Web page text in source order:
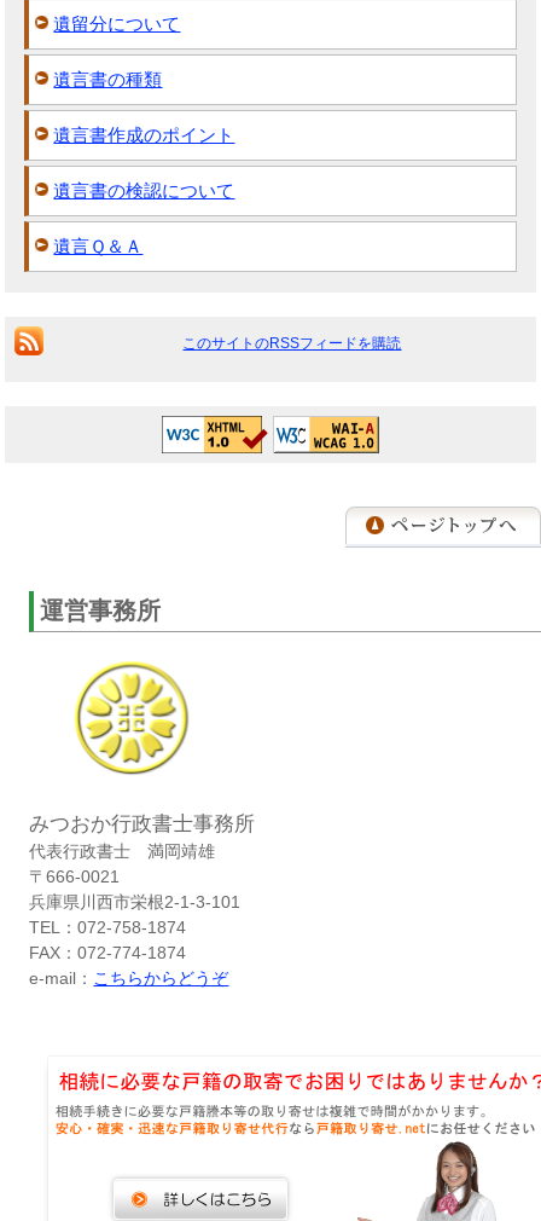
遺留分について
遺言書の種類
遺言書作成のポイント
遺言書の検認について
遺言Ｑ＆Ａ
このサイトのRSSフィードを購読
運営事務所
みつおか行政書士事務所
代表行政書士 満岡靖雄
〒666-0021
兵庫県川西市栄根2-1-3-101
TEL：072-758-1874
FAX：072-774-1874
e-mail： こちらからどうぞ